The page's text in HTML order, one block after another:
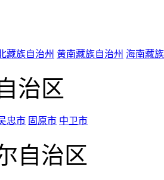
藏族自治州 黄南藏族自治州 海南藏
治区
忠市 固原市 中卫市
自治区